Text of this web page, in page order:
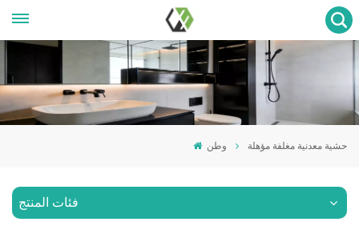
وطن حشية معدنية مغلفة مؤهلة
فئات المنتج